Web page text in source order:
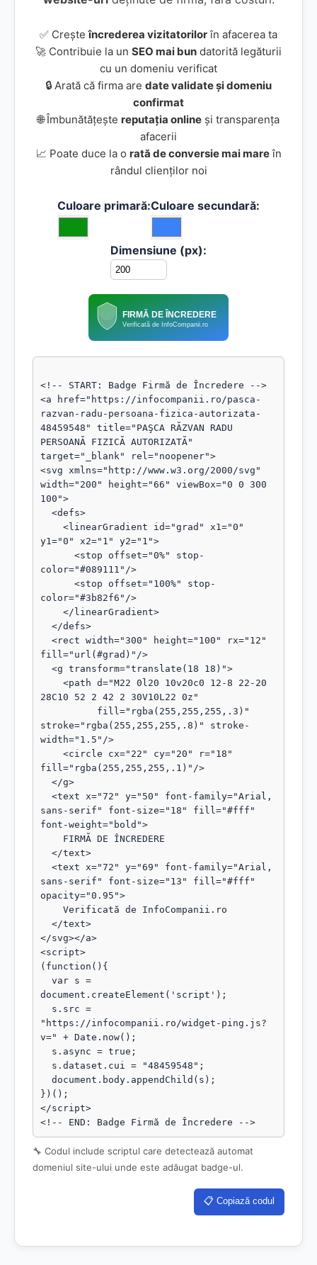
✅ Creșteîncrederea vizitatorilorîn afacerea ta
🚀 Contribuie la un SEO mai bun datorită legăturii
cu un domeniu verificat
🔒 Arată că firma are date validate și domeniu
confirmat
🌐 Îmbunătățește reputația online și transparența
afacerii
📈 Poate duce la o rată de conversie mai mareîn
rândul clienților noi
Culoare primară:Culoare secundară:
Dimensiune (px):
FIRMĂ DE ÎNCREDERE
Verificată de InfoCompanii.ro
<!-- START: Badge Firmă de Încredere -->
<a href="https://infocompanii.ro/pasca-
razvan-radu-persoana-fizica-autorizata-
48459548" title="PAŞCA RĂZVAN RADU
PERSOANĂ FIZICĂ AUTORIZATĂ"
target="_blank" rel="noopener">
<svg xmlns="http://www.w3.org/2000/svg"
width="200" height="66" viewBox="0 0 300
100">
y1="0" x2="1" y2="1">
color="#089111"/>
color="#3b82f6"/>
fill="url(#grad)"/>
28C10 52 2 42 2 30V10L22 0z"
stroke="rgba(255,255,255,.8)" stroke-
width="1.5"/>
fill="rgba(255,255,255,.1)"/>
sans-serif" font-size="18" fill="#fff"
font-weight="bold">
sans-serif" font-size="13" fill="#fff"
opacity="0.95">
</svg></a>
<script>
(function(){
document.createElement('script');
"https://infocompanii.ro/widget-ping.js?
v=" + Date.now();
})();
</script>
<!-- END: Badge Firmă de Încredere -->
🔧 Codul include scriptul care detectează automat
domeniul site-ului unde este adăugat badge-ul.
📋 Copiază codul